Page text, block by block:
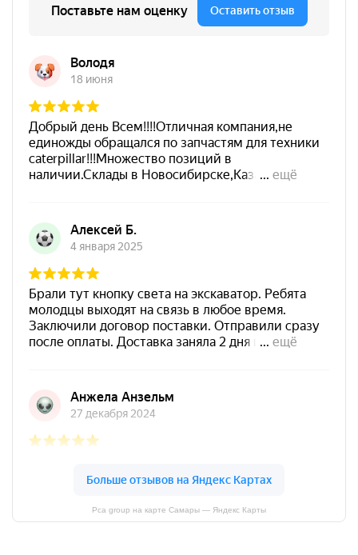
Pca group на карте Самары — Яндекс Карты